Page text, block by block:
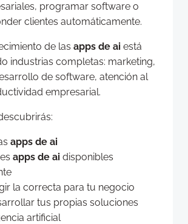
programar software o
clientes automáticamente.
de las apps de ai está
industrias completas: marketing,
de software, atención al
empresarial.
apps de ai
apps de ai disponibles
la correcta para tu negocio
tus propias soluciones
artificial